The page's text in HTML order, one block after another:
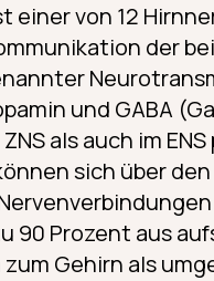
einer von 12
der
und GABA
als auch im
sich über
90 Prozent aus
zum Gehirn als